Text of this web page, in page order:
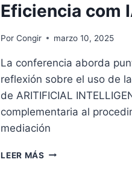
Eficiencia com
Por Congir marzo 10, 2025
La conferencia aborda
reflexión sobre el uso de
de ARITIFICIAL
complementaria al
mediación
LEER MÁS